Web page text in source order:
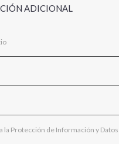
ADICIONAL
la Protección de Información y